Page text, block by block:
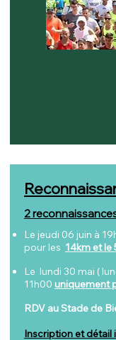
2
Le jeudi 06 juin à
pour les 14km et le
Le lundi 30 mai (
11h00 uniquement
RDV au Stade de
Inscription et détail